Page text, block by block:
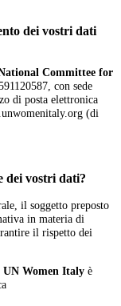
dei vostri dati
Committee for
con sede
di posta elettronica
(di
dei vostri dati?
il soggetto preposto
in materia di
il rispetto dei
UN Women Italy è